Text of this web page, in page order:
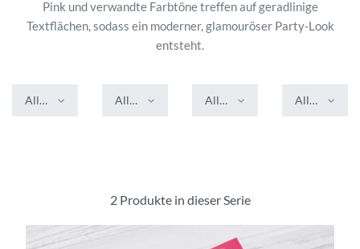
Pink und verwandte Farbtöne treffen auf geradlinige
Textflächen, sodass ein moderner, glamouröser Party-Look
entsteht.
Alle Farben Alle Formate Alle VeredelungenAlle Stile
2 Produkte in dieser Serie